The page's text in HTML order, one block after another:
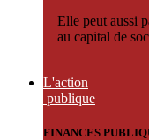
Elle peut aussi
au capital de
L'action
publique
FINANCES